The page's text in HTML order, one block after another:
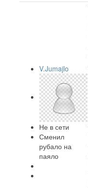
V.Jumajlo
Не в сети
Сменил
рубало на
паяло